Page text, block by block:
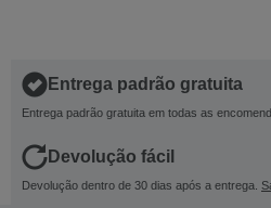
Entrega padrão gratuita
Entrega padrão gratuita em todas as
Devolução fácil
Devolução dentro de 30 dias após a entrega.